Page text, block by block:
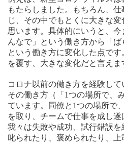
もたらしました。もちろん、
じ、その中でもとくに大きな
思います。具体的にいうと、
んなで」という働き方から「ば
という働き方に変化した点で
を覆す、大きな変化だと言えま
コロナ以前の働き方を経験して
その働き方（「1つの場所で、
ています。同僚と1つの場所で
を取り、チームで仕事を成し遂
我々は失敗や成功、試行錯誤
叱られたり、褒められたり、